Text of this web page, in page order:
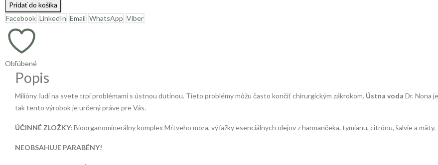
Pridať do košíka
Facebook LinkedIn Email WhatsApp Viber
Obľúbené
Popis
Milióny ľudí na svete trpí problémami s ústnou dutinou. Tieto problémy môžu často končiť chirurgickým zákrokom. Ústna voda Dr. Nona
tak tento výrobok je určený práve pre Vás.
ÚČINNÉ ZLOŽKY: Bioorganominerálny komplex Mŕtveho mora, výťažky esenciálnych olejov z harmančeka, tymianu, citrónu, šalvie a mäty.
NEOBSAHUJE PARABÉNY!